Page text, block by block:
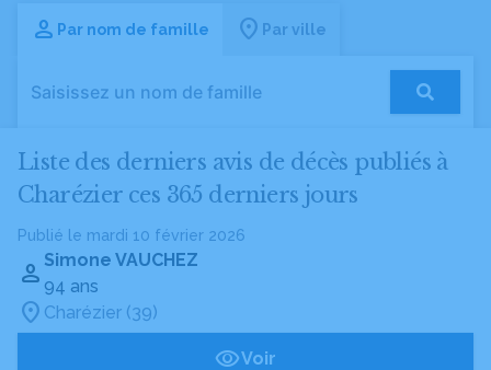
Par nom de famille Par ville
Liste des derniers avis de décès publiés à
Charézier ces 365 derniers jours
Publié le mardi 10 février 2026
Simone VAUCHEZ
94 ans
Charézier (39)
Voir